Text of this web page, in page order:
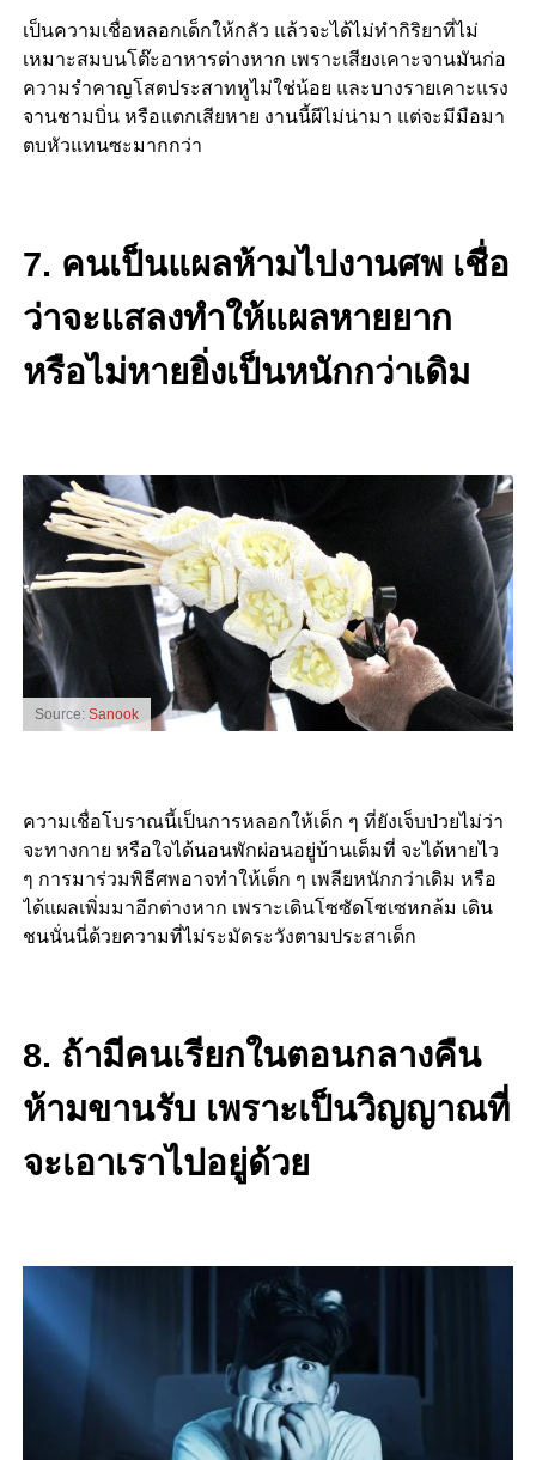
เป็นความเชื่อหลอกเด็กให้กลัว แล้วจะได้ไม่ทำกิริยาที่ไม่
เหมาะสมบนโต๊ะอาหารต่างหาก เพราะเสียงเคาะจานมันก่อ
ความรำคาญโสตประสาทหูไม่ใช่น้อย และบางรายเคาะแรง
จานชามบิ่น หรือแตกเสียหาย งานนี้ผีไม่น่ามา แต่จะมีมือมา
ตบหัวแทนซะมากกว่า
7. คนเป็นแผลห้ามไปงานศพ เชื่อ
ว่าจะแสลงทำให้แผลหายยาก
หรือไม่หายยิ่งเป็นหนักกว่าเดิม
Source: Sanook
ความเชื่อโบราณนี้เป็นการหลอกให้เด็ก ๆ ที่ยังเจ็บป่วยไม่ว่า
จะทางกาย หรือใจได้นอนพักผ่อนอยู่บ้านเต็มที่ จะได้หายไว
ๆ การมาร่วมพิธีศพอาจทำให้เด็ก ๆ เพลียหนักกว่าเดิม หรือ
ได้แผลเพิ่มมาอีกต่างหาก เพราะเดินโซซัดโซเซหกล้ม เดิน
ชนนั่นนี่ด้วยความที่ไม่ระมัดระวังตามประสาเด็ก
8. ถ้ามีคนเรียกในตอนกลางคืน
ห้ามขานรับ เพราะเป็นวิญญาณที่
จะเอาเราไปอยู่ด้วย